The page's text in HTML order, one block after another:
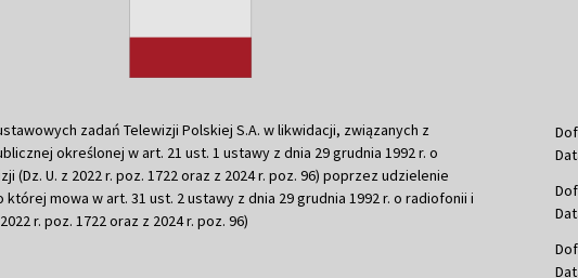
zadań Telewizji Polskiej S.A. w likwidacji, związanych z
określonej w art. 21 ust. 1 ustawy z dnia 29 grudnia 1992 r. o
(Dz. U. z 2022 r. poz. 1722 oraz z 2024 r. poz. 96) poprzez udzielenie
mowa w art. 31 ust. 2 ustawy z dnia 29 grudnia 1992 r. o radiofonii i
r. poz. 1722 oraz z 2024 r. poz. 96)